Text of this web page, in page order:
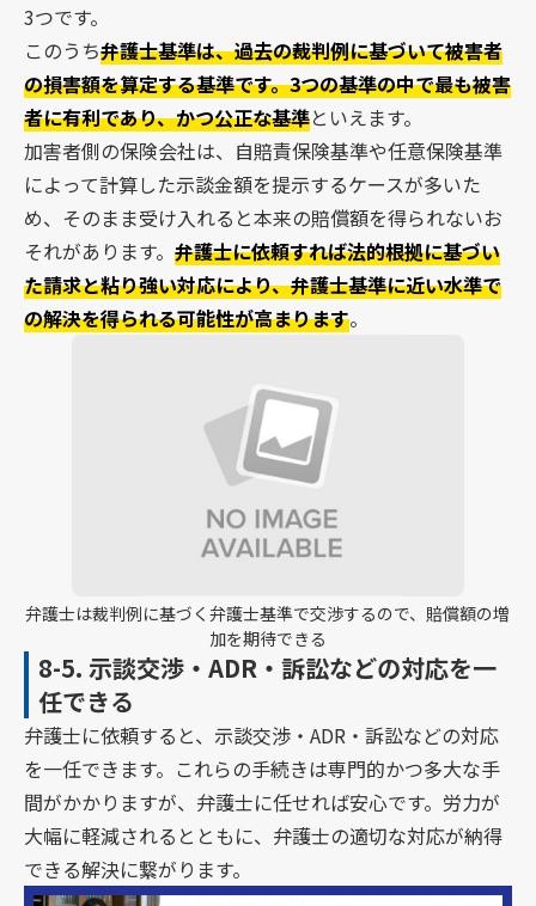
3つです。
このうち弁護士基準は、過去の裁判例に基づいて被害者
の損害額を算定する基準です。3つの基準の中で最も被害
者に有利であり、かつ公正な基準といえます。
加害者側の保険会社は、自賠責保険基準や任意保険基準
によって計算した示談金額を提示するケースが多いた
め、そのまま受け入れると本来の賠償額を得られないお
それがあります。弁護士に依頼すれば法的根拠に基づい
た請求と粘り強い対応により、弁護士基準に近い水準で
の解決を得られる可能性が高まります。
弁護士は裁判例に基づく弁護士基準で交渉するので、賠償額の増
加を期待できる
8-5. 示談交渉・ADR・訴訟などの対応を一
任できる
弁護士に依頼すると、示談交渉・ADR・訴訟などの対応
を一任できます。これらの手続きは専門的かつ多大な手
間がかかりますが、弁護士に任せれば安心です。労力が
大幅に軽減されるとともに、弁護士の適切な対応が納得
できる解決に繋がります。